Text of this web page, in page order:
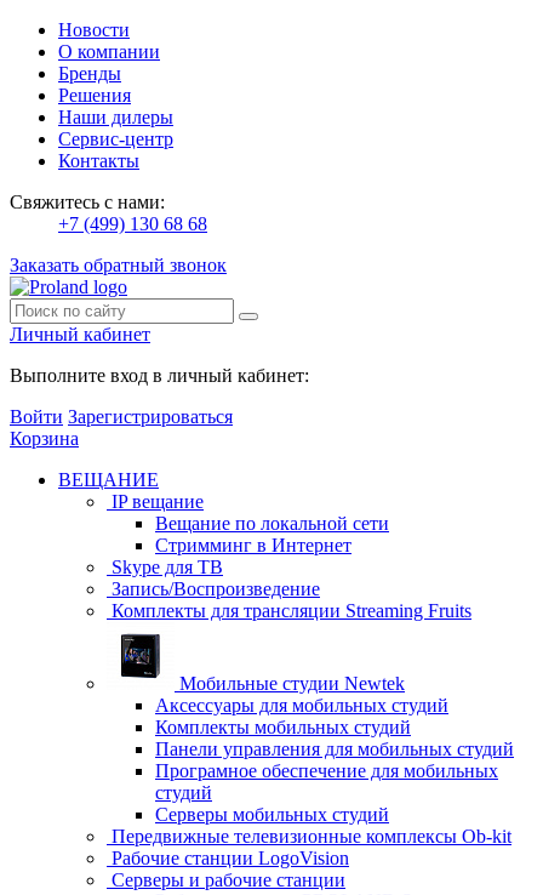
Новости
О компании
Бренды
Решения
Наши дилеры
Сервис-центр
Контакты
Свяжитесь с нами:
+7 (499) 130 68 68
Заказать обратный звонок
Личный кабинет
Выполните вход в личный кабинет:
Войти Зарегистрироваться
Корзина
ВЕЩАНИЕ
IP вещание
Вещание по локальной сети
Стримминг в Интернет
Skype для ТВ
Запись/Воспроизведение
Комплекты для трансляции Streaming Fruits
Мобильные студии Newtek
Аксессуары для мобильных студий
Комплекты мобильных студий
Панели управления для мобильных студий
Програмное обеспечение для мобильных
студий
Серверы мобильных студий
Передвижные телевизионные комплексы Ob-kit
Рабочие станции LogoVision
Серверы и рабочие станции